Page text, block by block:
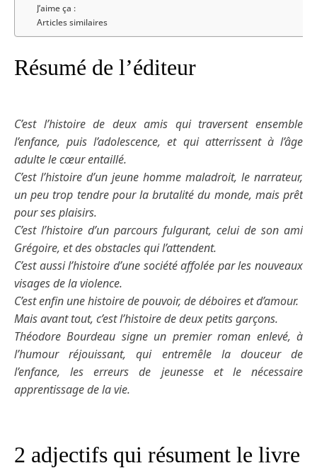
J’aime ça :
Articles similaires
Résumé de l’éditeur
C’est l’histoire de deux amis qui traversent ensemble
l’enfance, puis l’adolescence, et qui atterrissent à l’âge
adulte le cœur entaillé.
C’est l’histoire d’un jeune homme maladroit, le narrateur,
un peu trop tendre pour la brutalité du monde, mais prêt
pour ses plaisirs.
C’est l’histoire d’un parcours fulgurant, celui de son ami
Grégoire, et des obstacles qui l’attendent.
C’est aussi l’histoire d’une société affolée par les nouveaux
visages de la violence.
C’est enfin une histoire de pouvoir, de déboires et d’amour.
Mais avant tout, c’est l’histoire de deux petits garçons.
Théodore Bourdeau signe un premier roman enlevé, à
l’humour réjouissant, qui entremêle la douceur de
l’enfance, les erreurs de jeunesse et le nécessaire
apprentissage de la vie.
2 adjectifs qui résument le livre